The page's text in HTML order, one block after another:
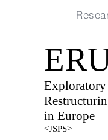
Exploratory
in Europe
<JSPS>